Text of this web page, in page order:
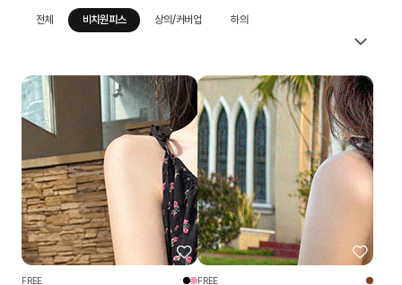
전체 비치원피스 상의/커버업 하의
FREE FREE